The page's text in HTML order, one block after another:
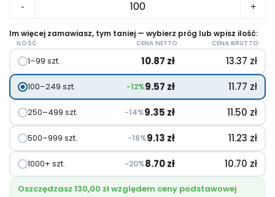
-
bardzo
duża
torba
na
zakupy
pojemności
65
wykonana
+
Im więcej zamawiasz, tym taniej — wybierz próg lub wpisz ilość:
ILOŚĆ CENA NETTO CENA BRUTTO
1–99 szt. 10.87 zł 13.37 zł
100–249 szt. −12%9.57 zł 11.77 zł
250–499 szt. −14%9.35 zł 11.50 zł
500–999 szt. −16%9.13 zł 11.23 zł
1000+ szt. −20%8.70zł 10.70 zł
Oszczędzasz 130,00 zł względem ceny podstawowej